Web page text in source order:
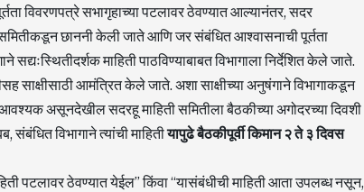
विवरणपत्रे सभागृहाच्या पटलावर ठेवण्यात आल्यानंतर, सदर
छाननी केली जाते आणि जर संबंधित आश्वासनाची पूर्तता
माहिती पाठविण्याबाबत विभागाला निर्देशित केले जाते.
साक्षीसाठी आमंत्रित केले जाते. अशा साक्षीच्या अनुषंगाने विभागाकडून
असूनदेखील सदरहू माहिती समितीला बैठकीच्या अगोदरच्या दिवशी
विभागाने त्यांची माहितीयापुढे बैठकीपूर्वी किमान २ ते ३ दिवस
पटलावर ठेवण्यात येईल” किंवा “यासंबंधीची माहिती आता उपलब्ध नसून,